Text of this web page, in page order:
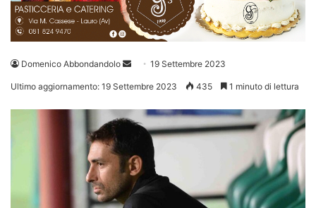
Domenico Abbondandolo
Invia 19 Settembre 2023
Ultimo aggiornamento: 19 Settembre 2023 435 1 minuto di lettura